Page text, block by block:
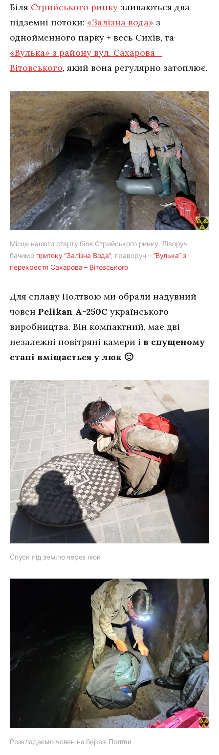
Біля Стрийського ринку зливаються два
підземні потоки: «Залізна вода» з
однойменного парку + весь Сихів, та
«Вулька» з району вул. Сахарова –
Вітовського, який вона регулярно затоплює.
Місце нашого старту біля Стрийського ринку. Ліворуч
бачимо притоку “Залізна Вода”, праворуч – “Вулька” з
перехрестя Сахарова – Вітовського
Для сплаву Полтвою ми обрали надувний
човен Pelikan А-250C українського
виробництва. Він компактний, має дві
незалежні повітряні камери і в спущеному
стані вміщається у люк 🙂
Спуск під землю через люк
Розкладаємо човен на березі Полтви